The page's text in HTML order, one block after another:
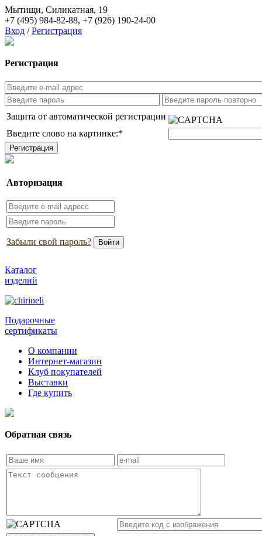
Мытищи, Силикатная, 19
+7 (495) 984-82-88, +7 (926) 190-24-00
Вход / Регистрация
Регистрация
Защита от автоматической регистрации
Введите слово на картинке:*
Авторизация
Забыли свой пароль?
Каталог
изделий
Подарочные
сертификаты
О компании
Интернет-магазин
Клуб покупателей
Выставки
Где купить
Обратная связь